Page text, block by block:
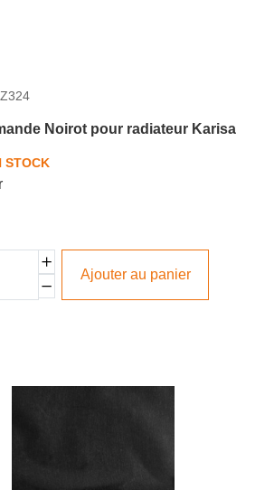
Noirot pour radiateur Karisa
STOCK
Ajouter au panier